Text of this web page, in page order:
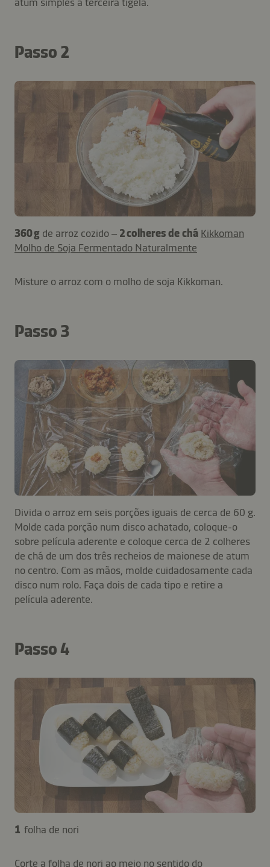
Passo 2
360 g de arroz cozido – 2 colheres de chá Kikkoman
Molho de Soja Fermentado Naturalmente
Misture o arroz com o molho de soja Kikkoman.
Passo 3
Divida o arroz em seis porções iguais de cerca de 60 g.
Molde cada porção num disco achatado, coloque-o
sobre película aderente e coloque cerca de 2 colheres
de chá de um dos três recheios de maionese de atum
no centro. Com as mãos, molde cuidadosamente cada
disco num rolo. Faça dois de cada tipo e retire a
película aderente.
Passo 4
1 folha de nori
Corte a folha de nori ao meio no sentido do